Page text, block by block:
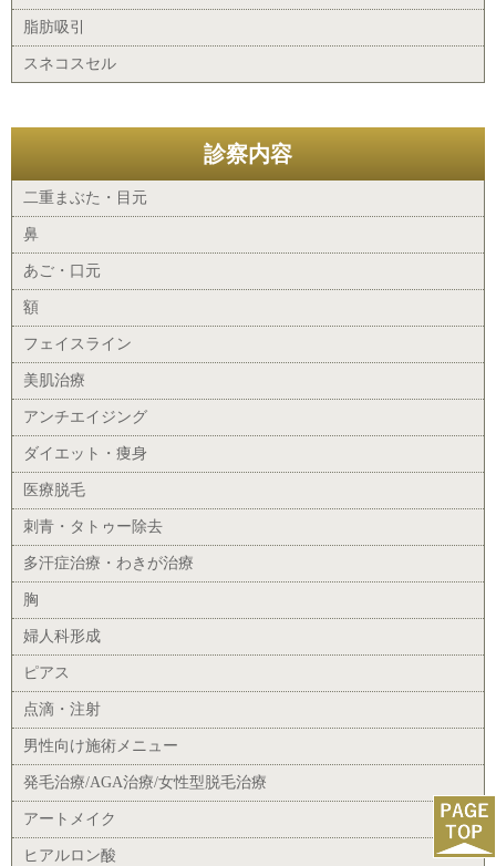
脂肪吸引
スネコスセル
診察内容
二重まぶた・目元
鼻
あご・口元
額
フェイスライン
美肌治療
アンチエイジング
ダイエット・痩身
医療脱毛
刺青・タトゥー除去
多汗症治療・わきが治療
胸
婦人科形成
ピアス
点滴・注射
男性向け施術メニュー
発毛治療/AGA治療/女性型脱毛治療
アートメイク
ヒアルロン酸